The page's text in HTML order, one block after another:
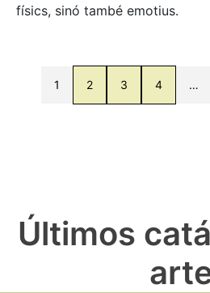
físics, sinó també emotius.
1 2 3 4 …
Últimos